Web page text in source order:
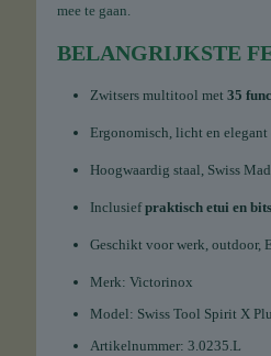
mee te gaan.
BELANGRIJKSTE
Zwitsers multitool met 35
Ergonomisch, licht en elegant
Hoogwaardig staal, Swiss
Inclusiefpraktisch etui en
Geschikt voor werk, outdoor,
Merk: Victorinox
Model: Swiss Tool Spirit X
Artikelnummer: 3.0235.L